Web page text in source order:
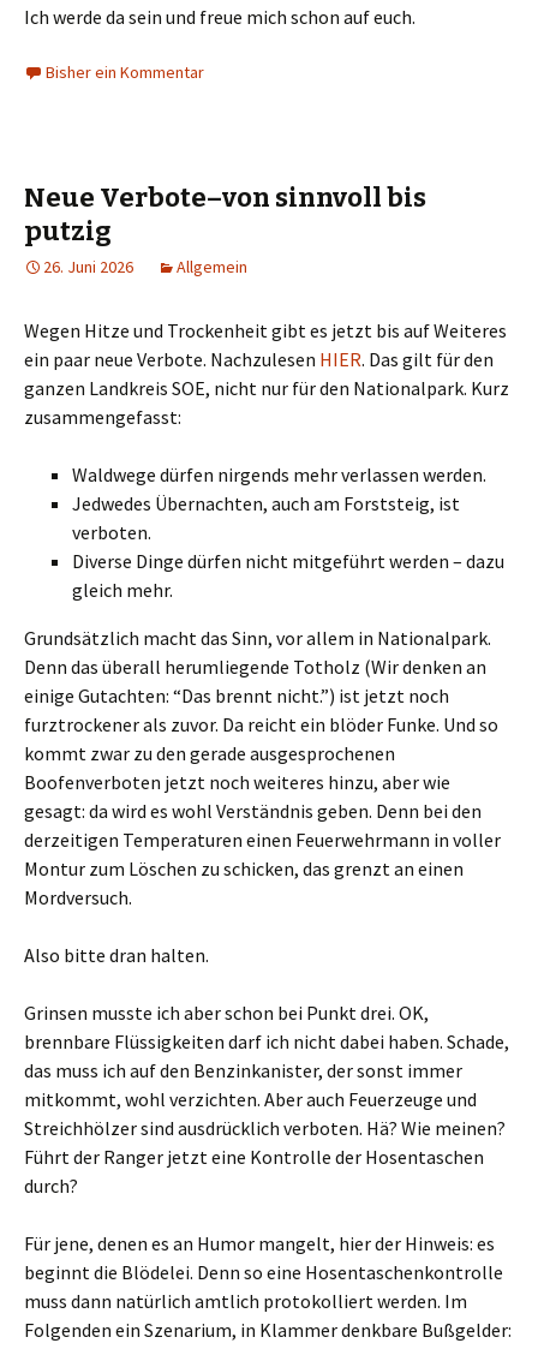
Ich werde da sein und freue mich schon auf euch.
Bisher ein Kommentar
Neue Verbote–von sinnvoll bis
putzig
26. Juni 2026 Allgemein
Wegen Hitze und Trockenheit gibt es jetzt bis auf Weiteres
ein paar neue Verbote. Nachzulesen HIER. Das gilt für den
ganzen Landkreis SOE, nicht nur für den Nationalpark. Kurz
zusammengefasst:
Waldwege dürfen nirgends mehr verlassen werden.
Jedwedes Übernachten, auch am Forststeig, ist
verboten.
Diverse Dinge dürfen nicht mitgeführt werden – dazu
gleich mehr.
Grundsätzlich macht das Sinn, vor allem in Nationalpark.
Denn das überall herumliegende Totholz (Wir denken an
einige Gutachten: “Das brennt nicht.”) ist jetzt noch
furztrockener als zuvor. Da reicht ein blöder Funke. Und so
kommt zwar zu den gerade ausgesprochenen
Boofenverboten jetzt noch weiteres hinzu, aber wie
gesagt: da wird es wohl Verständnis geben. Denn bei den
derzeitigen Temperaturen einen Feuerwehrmann in voller
Montur zum Löschen zu schicken, das grenzt an einen
Mordversuch.
Also bitte dran halten.
Grinsen musste ich aber schon bei Punkt drei. OK,
brennbare Flüssigkeiten darf ich nicht dabei haben. Schade,
das muss ich auf den Benzinkanister, der sonst immer
mitkommt, wohl verzichten. Aber auch Feuerzeuge und
Streichhölzer sind ausdrücklich verboten. Hä? Wie meinen?
Führt der Ranger jetzt eine Kontrolle der Hosentaschen
durch?
Für jene, denen es an Humor mangelt, hier der Hinweis: es
beginnt die Blödelei. Denn so eine Hosentaschenkontrolle
muss dann natürlich amtlich protokolliert werden. Im
Folgenden ein Szenarium, in Klammer denkbare Bußgelder: